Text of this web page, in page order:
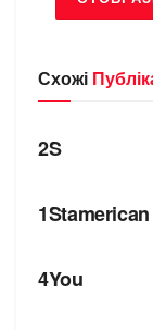
Схожі
БРЕНДИ
2S
1Stamerican
4You